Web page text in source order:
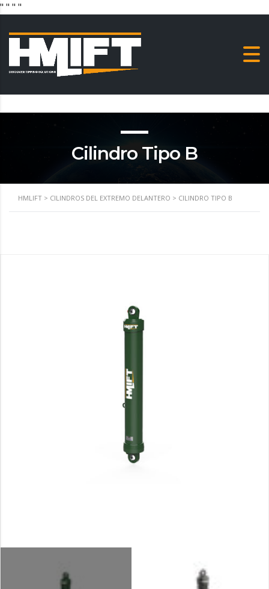
" " " "
Cilindro Tipo B
HMLIFT > CILINDROS DEL EXTREMO DELANTERO > CILINDRO TIPO B